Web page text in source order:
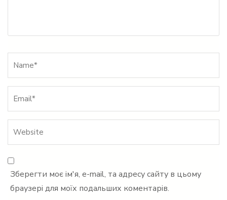
Зберегти моє ім'я, e-mail, та адресу сайту в цьому
браузері для моїх подальших коментарів.